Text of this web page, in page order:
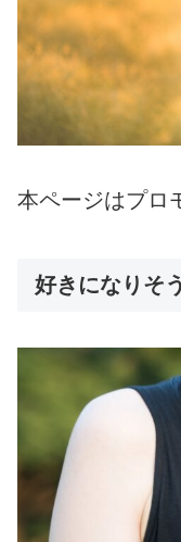
本ページはプロ
好きになりそ